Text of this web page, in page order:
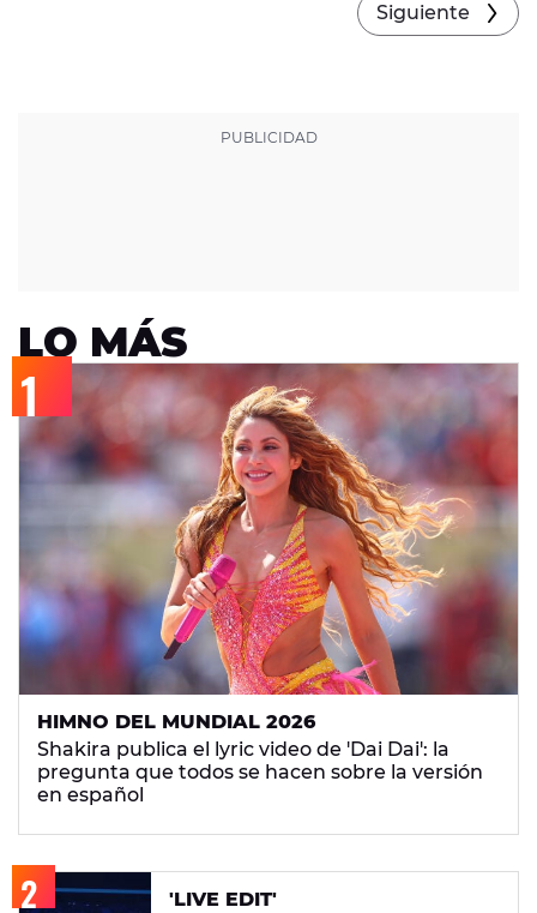
Siguiente
LO MÁS
HIMNO DEL MUNDIAL 2026
Shakira publica el lyric video de 'Dai Dai': la
pregunta que todos se hacen sobre la versión
en español
'LIVE EDIT'